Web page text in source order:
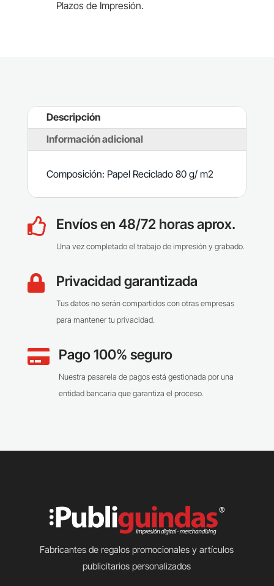
Plazos de Impresión.
Descripción
Información adicional
Composición: Papel Reciclado 80 g/ m2
 Envíos en 48/72 horas aprox.
Una vez completado el trabajo de impresión y grabado.
 Privacidad garantizada
Tus datos no serán compartidos con otras empresas
para mantener tu privacidad.
 Pago 100% seguro
Nuestra pasarela de pagos está gestionada por una
entidad bancaria que garantiza el proceso.
Fabricantes de regalos promocionales y artículos
publicitarios personalizados